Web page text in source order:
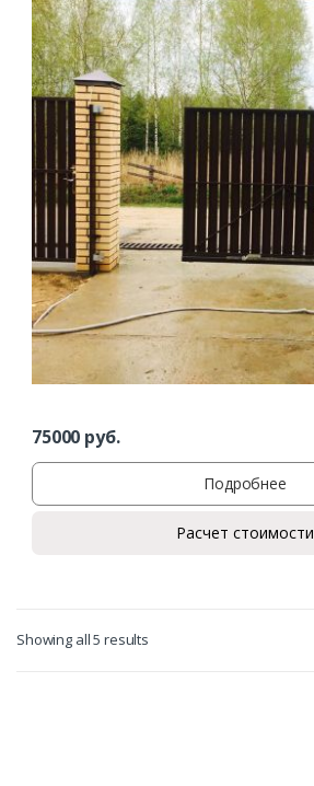
Комментарий к заказу
75000 руб.
Подробнее
Расчет стоимости
Showing all 5 results